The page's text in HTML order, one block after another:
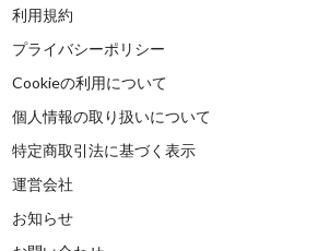
利用規約
プライバシーポリシー
Cookieの利用について
個人情報の取り扱いについて
特定商取引法に基づく表示
運営会社
お知らせ